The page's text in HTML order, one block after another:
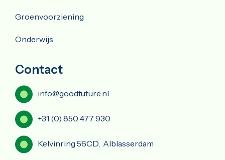
Groenvoorziening
Onderwijs
Contact
info@goodfuture.nl
+31 (0) 850 477 930
Kelvinring 56CD, Alblasserdam